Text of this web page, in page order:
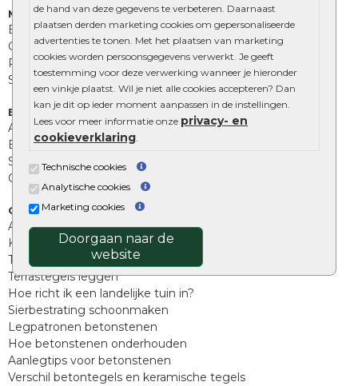
de hand van deze gegevens te verbeteren. Daarnaast
plaatsen derden marketing cookies om gepersonaliseerde
advertenties te tonen. Met het plaatsen van marketing
cookies worden persoonsgegevens verwerkt. Je geeft
toestemming voor deze verwerking wanneer je hieronder
een vinkje plaatst. Wil je niet alle cookies accepteren? Dan
kan je dit op ieder moment aanpassen in de instellingen.
Lees voor meer informatie onze privacy- en
cookieverklaring.
Technische cookies
Analytische cookies
Marketing cookies
Doorgaan naar de
website
Muurelementen
Betonbielzen
Opsluitbanden
Palissades
Stapelblokken
Extra benodigdheden
Afwatering en diversen
Beplantings en betonelementen
Split, grind en zand
Oprit tegels
Overig
Aanbiedingen
Kunstgras
Tuintegels outlet
Terrastegels leggen
Hoe richt ik een landelijke tuin in?
Sierbestrating schoonmaken
Legpatronen betonstenen
Hoe betonstenen onderhouden
Aanlegtips voor betonstenen
Verschil betontegels en keramische tegels